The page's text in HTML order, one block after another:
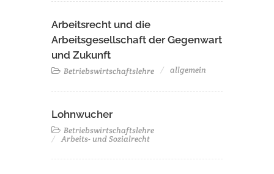
Arbeitsrecht und die
Arbeitsgesellschaft der Gegenwart
und Zukunft
Betriebswirtschaftslehre allgemein
Lohnwucher
Betriebswirtschaftslehre
Arbeits- und Sozialrecht